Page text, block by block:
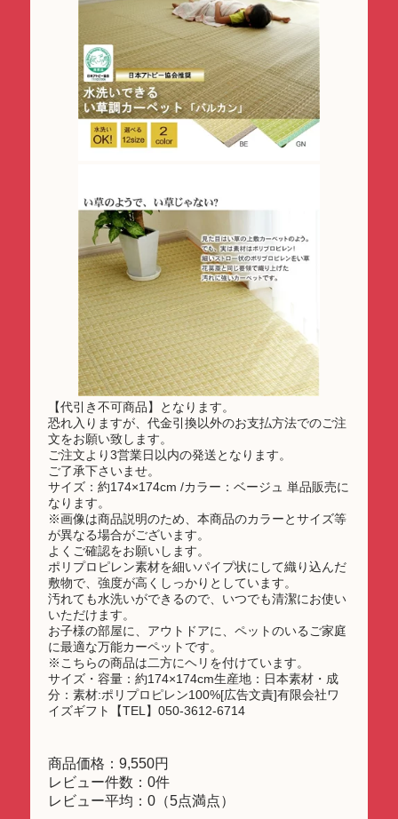
【代引き不可商品】となります。
恐れ入りますが、代金引換以外のお支払方法でのご注
文をお願い致します。
ご注文より3営業日以内の発送となります。
ご了承下さいませ。
サイズ：約174×174cm /カラー：ベージュ 単品販売に
なります。
※画像は商品説明のため、本商品のカラーとサイズ等
が異なる場合がございます。
よくご確認をお願いします。
ポリプロピレン素材を細いパイプ状にして織り込んだ
敷物で、強度が高くしっかりとしています。
汚れても水洗いができるので、いつでも清潔にお使い
いただけます。
お子様の部屋に、アウトドアに、ペットのいるご家庭
に最適な万能カーペットです。
※こちらの商品は二方にヘリを付けています。
サイズ・容量：約174×174cm生産地：日本素材・成
分：素材:ポリプロピレン100%[広告文責]有限会社ワ
イズギフト【TEL】050-3612-6714
商品価格：9,550円
レビュー件数：0件
レビュー平均：0（5点満点）